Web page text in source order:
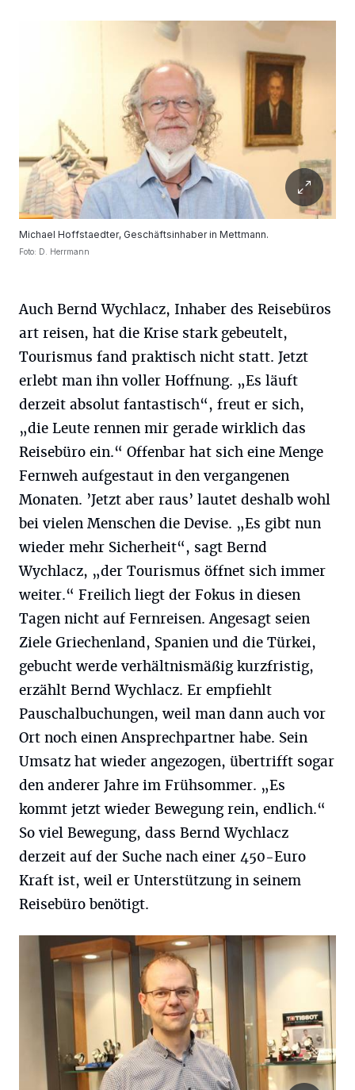
Michael Hoffstaedter, Geschäftsinhaber in Mettmann.
Foto: D. Herrmann
Auch Bernd Wychlacz, Inhaber des Reisebüros
art reisen, hat die Krise stark gebeutelt,
Tourismus fand praktisch nicht statt. Jetzt
erlebt man ihn voller Hoffnung. „Es läuft
derzeit absolut fantastisch“, freut er sich,
„die Leute rennen mir gerade wirklich das
Reisebüro ein.“ Offenbar hat sich eine Menge
Fernweh aufgestaut in den vergangenen
Monaten. ’Jetzt aber raus’ lautet deshalb wohl
bei vielen Menschen die Devise. „Es gibt nun
wieder mehr Sicherheit“, sagt Bernd
Wychlacz, „der Tourismus öffnet sich immer
weiter.“ Freilich liegt der Fokus in diesen
Tagen nicht auf Fernreisen. Angesagt seien
Ziele Griechenland, Spanien und die Türkei,
gebucht werde verhältnismäßig kurzfristig,
erzählt Bernd Wychlacz. Er empfiehlt
Pauschalbuchungen, weil man dann auch vor
Ort noch einen Ansprechpartner habe. Sein
Umsatz hat wieder angezogen, übertrifft sogar
den anderer Jahre im Frühsommer. „Es
kommt jetzt wieder Bewegung rein, endlich.“
So viel Bewegung, dass Bernd Wychlacz
derzeit auf der Suche nach einer 450-Euro
Kraft ist, weil er Unterstützung in seinem
Reisebüro benötigt.